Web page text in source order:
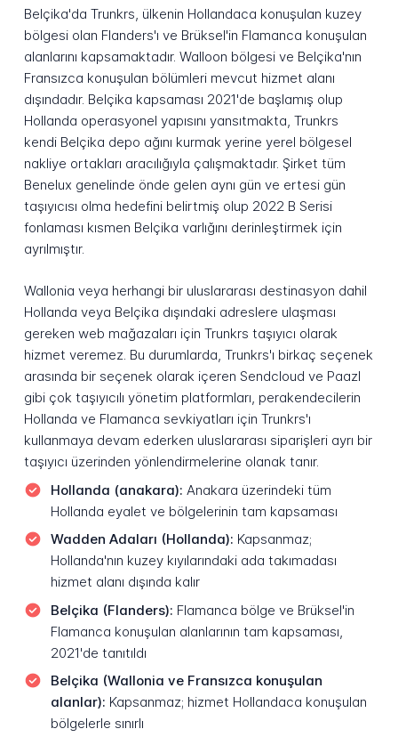
Belçika'da Trunkrs, ülkenin Hollandaca konuşulan kuzey
bölgesi olan Flanders'ı ve Brüksel'in Flamanca konuşulan
alanlarını kapsamaktadır. Walloon bölgesi ve Belçika'nın
Fransızca konuşulan bölümleri mevcut hizmet alanı
dışındadır. Belçika kapsaması 2021'de başlamış olup
Hollanda operasyonel yapısını yansıtmakta, Trunkrs
kendi Belçika depo ağını kurmak yerine yerel bölgesel
nakliye ortakları aracılığıyla çalışmaktadır. Şirket tüm
Benelux genelinde önde gelen aynı gün ve ertesi gün
taşıyıcısı olma hedefini belirtmiş olup 2022 B Serisi
fonlaması kısmen Belçika varlığını derinleştirmek için
ayrılmıştır.
Wallonia veya herhangi bir uluslararası destinasyon dahil
Hollanda veya Belçika dışındaki adreslere ulaşması
gereken web mağazaları için Trunkrs taşıyıcı olarak
hizmet veremez. Bu durumlarda, Trunkrs'ı birkaç seçenek
arasında bir seçenek olarak içeren Sendcloud ve Paazl
gibi çok taşıyıcılı yönetim platformları, perakendecilerin
Hollanda ve Flamanca sevkiyatları için Trunkrs'ı
kullanmaya devam ederken uluslararası siparişleri ayrı bir
taşıyıcı üzerinden yönlendirmelerine olanak tanır.
Hollanda (anakara): Anakara üzerindeki tüm
Hollanda eyalet ve bölgelerinin tam kapsaması
Wadden Adaları (Hollanda): Kapsanmaz;
Hollanda'nın kuzey kıyılarındaki ada takımadası
hizmet alanı dışında kalır
Belçika (Flanders): Flamanca bölge ve Brüksel'in
Flamanca konuşulan alanlarının tam kapsaması,
2021'de tanıtıldı
Belçika (Wallonia ve Fransızca konuşulan
alanlar): Kapsanmaz; hizmet Hollandaca konuşulan
bölgelerle sınırlı